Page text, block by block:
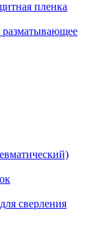
пленка
разматывающее
сверления